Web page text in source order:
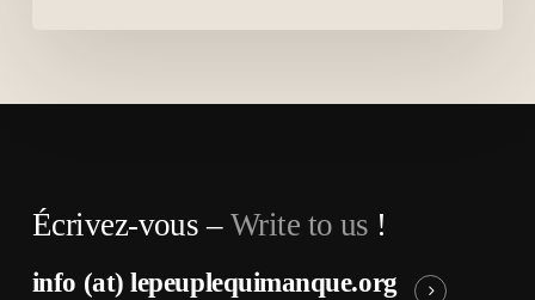
Écrivez-vous – Write to us !
info (at) lepeuplequimanque.org